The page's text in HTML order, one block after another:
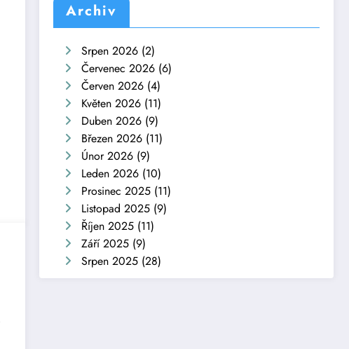
Archiv
Srpen 2026 (2)
Červenec 2026 (6)
Červen 2026 (4)
Květen 2026 (11)
Duben 2026 (9)
Březen 2026 (11)
Únor 2026 (9)
Leden 2026 (10)
Prosinec 2025 (11)
Listopad 2025 (9)
Říjen 2025 (11)
Září 2025 (9)
Srpen 2025 (28)